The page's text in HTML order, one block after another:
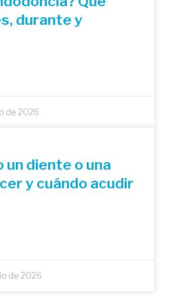
durante y
de 2026
un diente o una
y cuándo acudir
de 2026